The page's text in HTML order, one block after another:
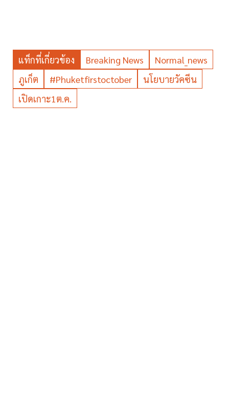
แท็กที่เกี่ยวข้อง Breaking News
Normal_news
ภูเก็ต
#phuketfirstoctober
นโยบายวัคซีน
เปิดเกาะ1ต.ค.